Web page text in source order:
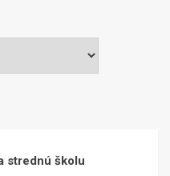
strednú školu